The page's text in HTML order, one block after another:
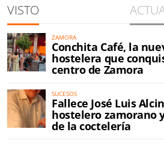
VISTO
ZAMORA
Conchita Café, la
hostelera que
centro de Zamora
SUCESOS
Fallece José Luis
hostelero zamorano
de la coctelería